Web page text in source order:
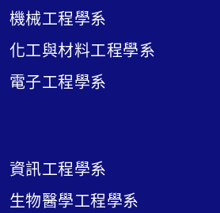
機械工程學系
化工與材料工程學系
電子工程學系
資訊工程學系
生物醫學工程學系